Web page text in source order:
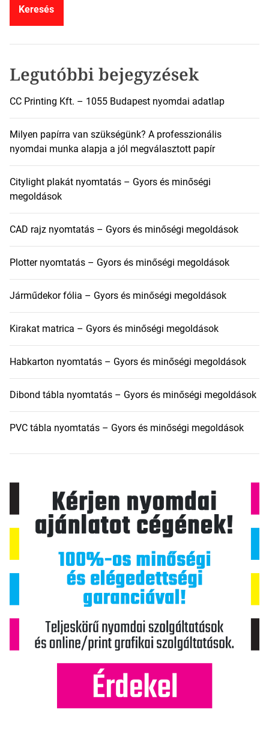
Legutóbbi bejegyzések
CC Printing Kft. – 1055 Budapest nyomdai adatlap
Milyen papírra van szükségünk? A professzionális
nyomdai munka alapja a jól megválasztott papír
Citylight plakát nyomtatás – Gyors és minőségi
megoldások
CAD rajz nyomtatás – Gyors és minőségi megoldások
Plotter nyomtatás – Gyors és minőségi megoldások
Járműdekor fólia – Gyors és minőségi megoldások
Kirakat matrica – Gyors és minőségi megoldások
Habkarton nyomtatás – Gyors és minőségi megoldások
Dibond tábla nyomtatás – Gyors és minőségi megoldások
PVC tábla nyomtatás – Gyors és minőségi megoldások